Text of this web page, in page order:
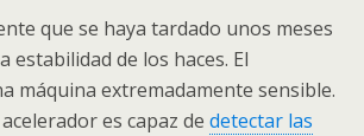
que se haya tardado unos meses
estabilidad de los haces. El
máquina extremadamente sensible.
es capaz de detectar las